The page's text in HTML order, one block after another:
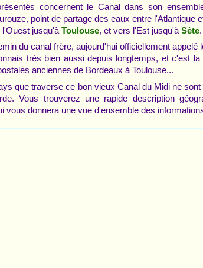
concernent le Canal dans son
point de partage des eaux entre l'Atlantique
jusqu'à Toulouse, et vers l'Est jusqu'àSète.
du canal frère, aujourd'hui officiellement appelé
très bien aussi depuis longtemps, et c'est
anciennes de Bordeaux à Toulouse...
que traverse ce bon vieux Canal du Midi ne
Vous trouverez une rapide description
vous donnera une vue d'ensemble des